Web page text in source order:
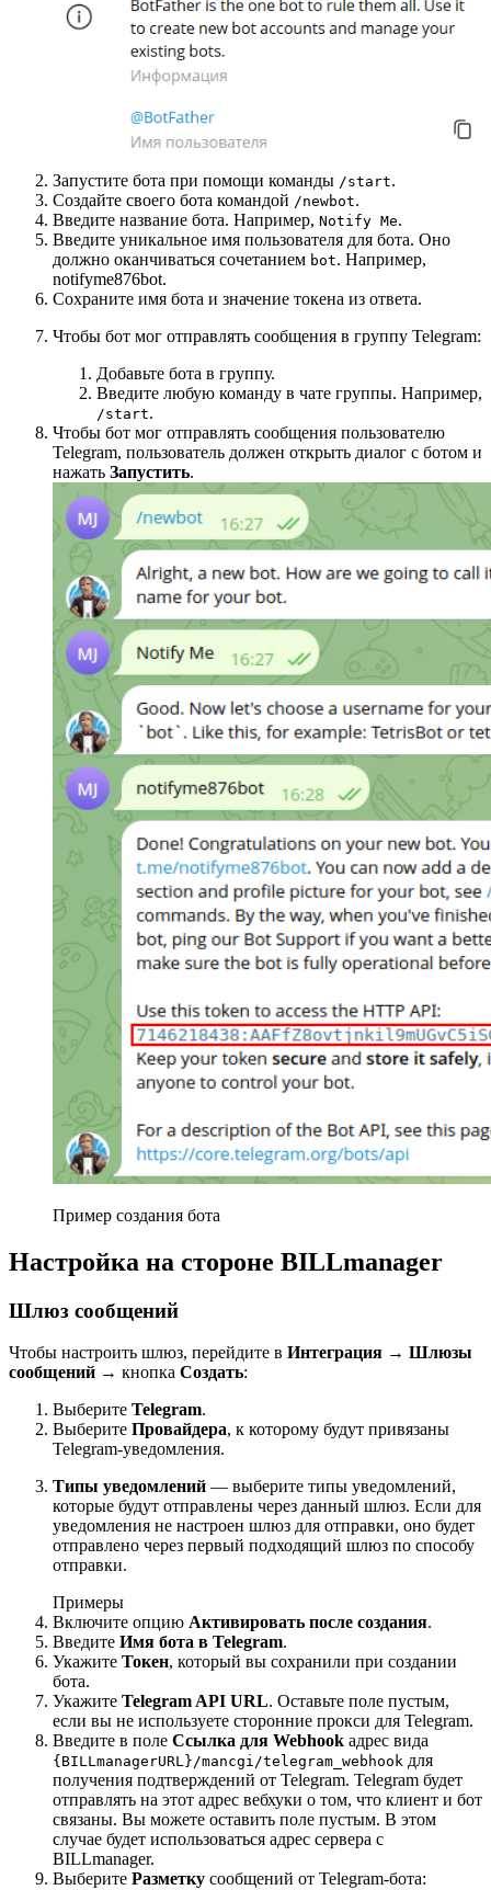
Запустите бота при помощи команды /start.
Создайте своего бота командой /newbot.
Введите название бота. Например, Notify Me.
Введите уникальное имя пользователя для бота. Оно
должно оканчиваться сочетанием bot. Например,
notifyme876bot.
Сохраните имя бота и значение токена из ответа.
Чтобы бот мог отправлять сообщения в группу Telegram:
Добавьте бота в группу.
Введите любую команду в чате группы. Например,
/start.
Чтобы бот мог отправлять сообщения пользователю
Telegram, пользователь должен открыть диалог с ботом и
нажать Запустить.
Пример создания бота
Настройка на стороне BILLmanager
Шлюз сообщений
Чтобы настроить шлюз, перейдите в Интеграция → Шлюзы
сообщений → кнопка Создать:
Выберите Telegram.
Выберите Провайдера, к которому будут привязаны
Telegram-уведомления.
Типы уведомлений — выберите типы уведомлений,
которые будут отправлены через данный шлюз. Если для
уведомления не настроен шлюз для отправки, оно будет
отправлено через первый подходящий шлюз по способу
отправки.
Примеры
Включите опцию Активировать после создания.
Введите Имя бота в Telegram.
Укажите Токен, который вы сохранили при создании
бота.
Укажите Telegram API URL. Оставьте поле пустым,
если вы не используете сторонние прокси для Telegram.
Введите в поле Ссылка для Webhook адрес вида
{BILLmanagerURL}/mancgi/telegram_webhook для
получения подтверждений от Telegram. Telegram будет
отправлять на этот адрес вебхуки о том, что клиент и бот
связаны. Вы можете оставить поле пустым. В этом
случае будет использоваться адрес сервера с
BILLmanager.
Выберите Разметку сообщений от Telegram-бота: